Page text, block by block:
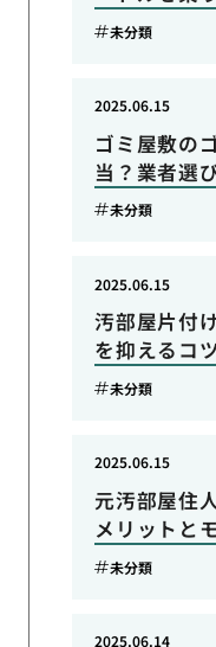
未分類
ゴミ屋敷の
当？業者選
2025.06.15
未分類
汚部屋片付
を抑えるコ
2025.06.15
未分類
元汚部屋住
メリットと
2025.06.15
未分類
2025.06.14